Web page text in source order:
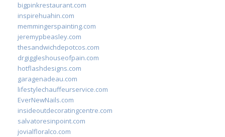
bigpinkrestaurant.com
inspirehuahin.com
memmingerspainting.com
jeremypbeasley.com
thesandwichdepotcos.com
drgiggleshouseofpain.com
hotflashdesigns.com
garagenadeau.com
lifestylechauffeurservice.com
EverNewNails.com
insideoutdecoratingcentre.com
salvatoresinpoint.com
jovialfloralco.com